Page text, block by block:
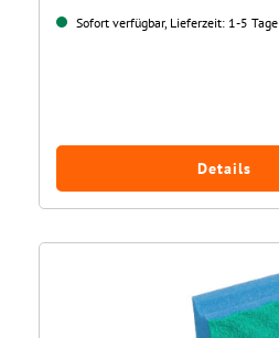
Sofort verfügbar, Lieferzeit: 1-5 Tage
Details